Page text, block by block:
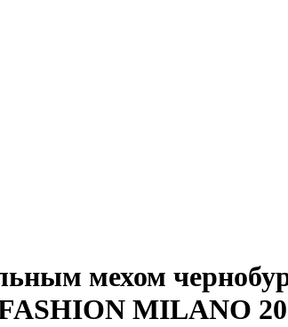
мехом
MILANO